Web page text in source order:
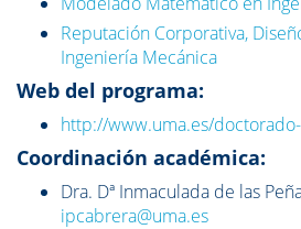
Reputación Corporativa,
Ingeniería Mecánica
Web del programa:
http://www.uma.es/
Coordinación académica:
Dra. Dª Inmaculada de las
ipcabrera@uma.es